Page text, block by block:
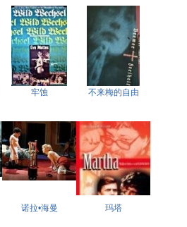
牢蚀 不来梅的自由
诺拉•海曼 玛塔